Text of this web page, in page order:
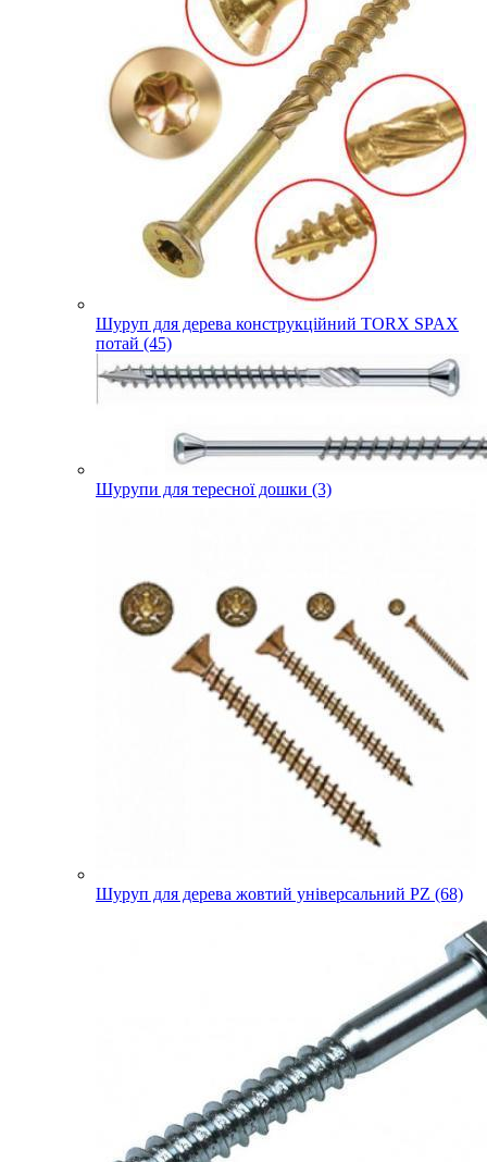
Шуруп для дерева конструкційний TORX SPAX
потай (45)
Шурупи для тересної дошки (3)
Шуруп для дерева жовтий універсальний PZ (68)